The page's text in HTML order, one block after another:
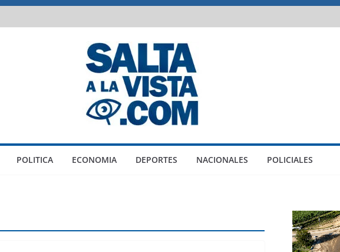
POLITICA ECONOMIA DEPORTES NACIONALES POLICIALES